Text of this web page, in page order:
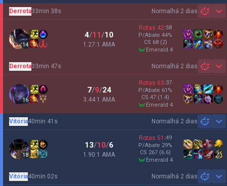
Normal há 2 dias
Derrota33min 38s
14
4/11/10
1.27:1 AMA
Rotas 42:58
P/Abate 44%
CS 68 (2)
emerald 4
Normal há 2 dias
Derrota33min 47s
16
7/9/24
3.44:1 AMA
Rotas 63:37
P/Abate 61 %
CS 47 (1.4)
emerald 4
Normal há 2 dias
Vitória40min 41s
18
13/10/6
1.90:1 AMA
Rotas 51 :49
P/Abate 29%
CS 267 (6.6)
emerald 4
Normal há 2 dias
Vitória40min 02s